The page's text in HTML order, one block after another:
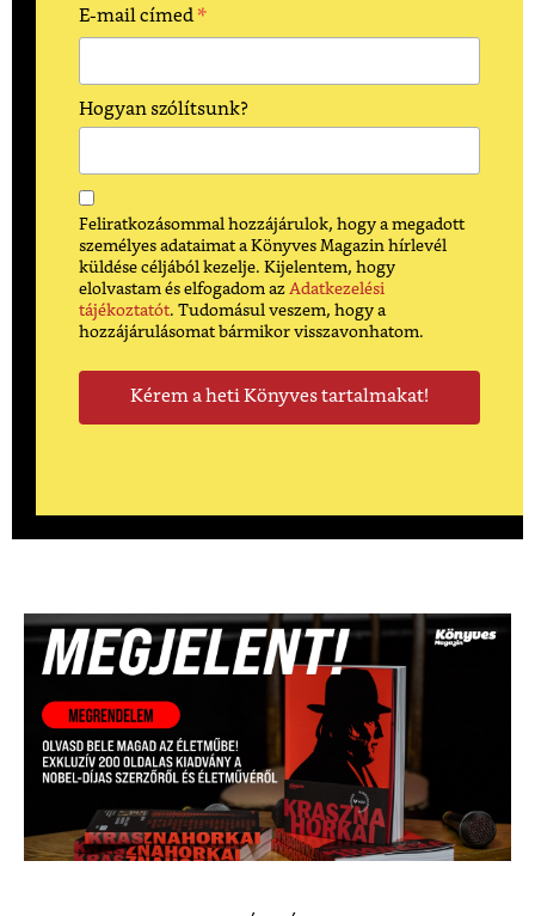
E-mail címed*
Hogyan szólítsunk?
Feliratkozásommal hozzájárulok, hogy a megadott
személyes adataimat a Könyves Magazin hírlevél
küldése céljából kezelje. Kijelentem, hogy
elolvastam és elfogadom az Adatkezelési
tájékoztatót. Tudomásul veszem, hogy a
hozzájárulásomat bármikor visszavonhatom.